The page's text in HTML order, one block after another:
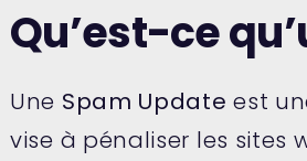
Qu’est-ce
Une Spam Update est
vise à pénaliser les sites